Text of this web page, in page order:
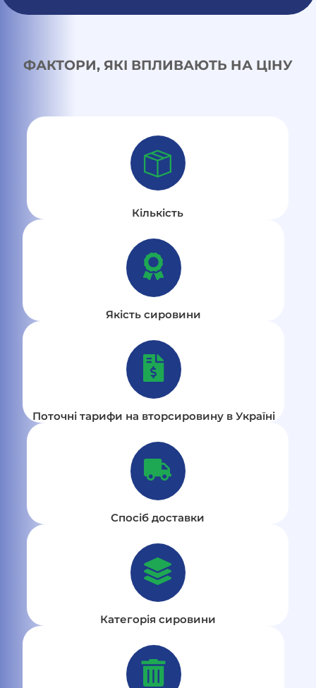
ФАКТОРИ, ЯКІ ВПЛИВАЮТЬ НА ЦІНУ
Кількість
Якість сировини
Поточні тарифи на вторсировину в Україні
Спосіб доставки
Категорія сировини